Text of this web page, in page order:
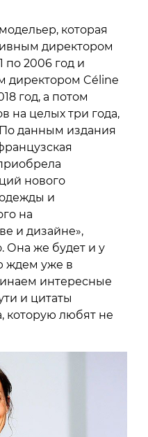
которая
директором
по 2006 год и
директором Céline
год, а потом
на целых три года,
данным издания
нового
и
на
и дизайне»,
Она же будет и у
ждем уже в
интересные
и цитаты
которую любят не